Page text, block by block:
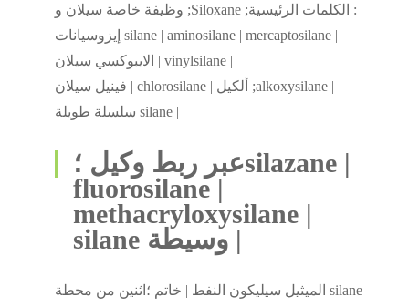
وظيفة خاصة سيلان و ;Siloxane ;الكلمات الرئيسية :
إيزوسيانات silane | aminosilane | mercaptosilane |
الايبوكسي سيلان | vinylsilane |
فينيل سيلان | chlorosilane | ألكيل ;alkoxysilane |
سلسلة طويلة silane |
عبر ربط وكيل ؛silazane |
fluorosilane |
methacryloxysilane |
silane وسيطة |
الميثيل سيليكون النفط | خاتم ؛اثنين من محطة silane